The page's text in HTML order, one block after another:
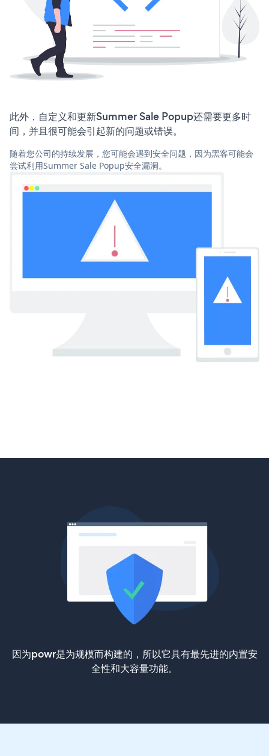
此外，自定义和更新Summer Sale Popup还需要更多时
间，并且很可能会引起新的问题或错误。
随着您公司的持续发展，您可能会遇到安全问题，因为黑客可能会
尝试利用Summer Sale Popup安全漏洞。
因为powr是为规模而构建的，所以它具有最先进的内置安
全性和大容量功能。